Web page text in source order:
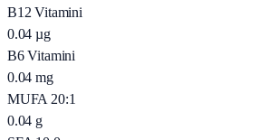
B12 Vitamini
0.04 µg
B6 Vitamini
0.04 mg
MUFA 20:1
0.04 g